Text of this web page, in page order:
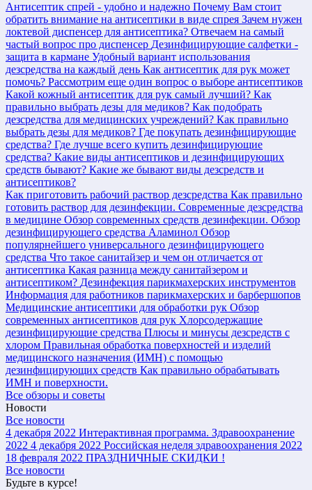
Антисептик спрей - удобно и надежно Почему Вам стоит
обратить внимание на антисептики в виде спрея Зачем нужен
локтевой диспенсер для антисептика? Отвечаем на самый
частый вопрос про диспенсер Дезинфицирующие салфетки -
защита в кармане Удобный вариант использования
дезсредства на каждый день Как антисептик для рук может
помочь? Рассмотрим еще один вопрос о выборе антисептиков
Какой кожный антисептик для рук самый лучший? Как
правильно выбрать дезы для медиков? Как подобрать
дезсредства для медицинских учреждений? Как правильно
выбрать дезы для медиков? Где покупать дезинфицирующие
средства? Где лучше всего купить дезинфицирующие
средства? Какие виды антисептиков и дезинфицирующих
средств бывают? Какие же бывают виды дезсредств и
антисептиков?
Как приготовить рабочий раствор дезсредства Как правильно
готовить раствор для дезинфекции. Современные дезсредства
в медицине Обзор современных средств дезинфекции. Обзор
дезинфицирующего средства Аламинол Обзор
популярнейшего универсального дезинфицирующего
средства Что такое санитайзер и чем он отличается от
антисептика Какая разница между санитайзером и
антисептиком? Дезинфекция парикмахерских инструментов
Информация для работников парикмахерских и барбершопов
Медицинские антисептики для обработки рук Обзор
современных антисептиков для рук Хлорсодержащие
дезинфицирующие средства Плюсы и минусы дезсредств с
хлором Правильная обработка поверхностей и изделий
медицинского назначения (ИМН) с помощью
дезинфицирующих средств Как правильно обрабатывать
ИМН и поверхности.
Все обзоры и советы
Новости
Все новости
4 декабря 2022 Интерактивная программа. Здравоохранение
2022 4 декабря 2022 Российская неделя здравоохранения 2022
18 февраля 2022 ПРАЗДНИЧНЫЕ СКИДКИ !
Все новости
Будьте в курсе!